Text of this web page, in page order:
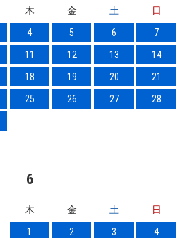
木 金 土
日
4 5 6
7
11 12 13
14
18 19 20
21
25 26 27
28
6
木 金 土
日
1
2 3
4